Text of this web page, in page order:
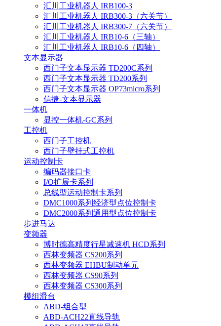
汇川工业机器人 IRB100-3
汇川工业机器人 IRB300-3（六关节）
汇川工业机器人 IRB300-7（六关节）
汇川工业机器人 IRB10-6（三轴）
汇川工业机器人 IRB10-6（四轴）
文本显示器
西门子文本显示器 TD200C系列
西门子文本显示器 TD200系列
西门子文本显示器 OP73micro系列
信捷-文本显示器
一体机
显控一体机-GC系列
工控机
西门子工控机
西门子壁挂式工控机
运动控制卡
编码器接口卡
I/O扩展卡系列
总线型运动控制卡系列
DMC1000系列经济型点位控制卡
DMC2000系列通用型点位控制卡
步进马达
变频器
博时德高精度行星减速机 HCD系列
西林变频器 CS200系列
西林变频器 EHBU制动单元
西林变频器 CS90系列
西林变频器 CS300系列
模组滑台
ABD-组合型
ABD-ACH22直线导轨